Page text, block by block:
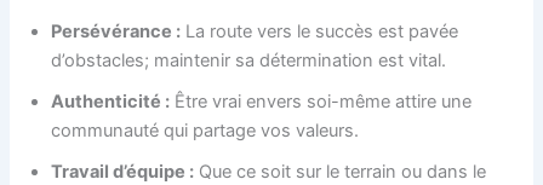
Persévérance : La route vers le succès est pavée
d’obstacles; maintenir sa détermination est vital.
Authenticité : Être vrai envers soi-même attire une
communauté qui partage vos valeurs.
Travail d’équipe : Que ce soit sur le terrain ou dans le